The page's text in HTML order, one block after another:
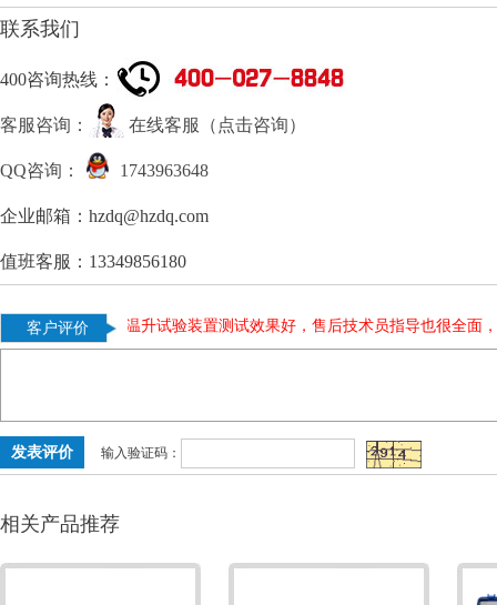
联系我们
400咨询热线：
客服咨询： 在线客服（点击咨询）
QQ咨询： 1743963648
企业邮箱：hzdq@hzdq.com
值班客服：13349856180
客户评价
|
得推荐。 温升试验装置测试效果好，售后技术员指导也很全面，
输入验证码：
相关产品推荐